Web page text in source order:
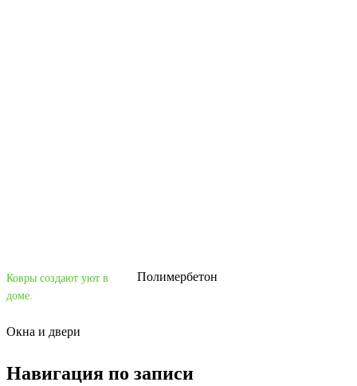
Ковры создают уют в
доме.
Полимербетон
Окна и двери
Навигация по записи